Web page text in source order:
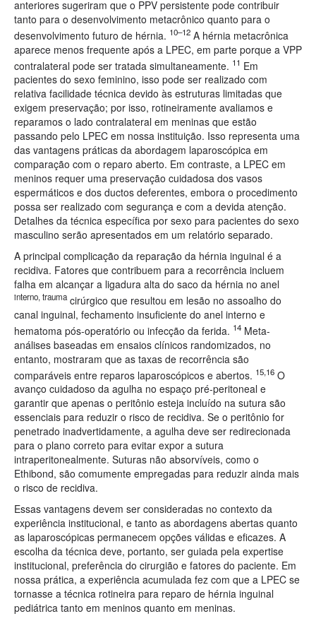
anteriores sugeriram que o PPV persistente pode contribuir
tanto para o desenvolvimento metacrônico quanto para o
desenvolvimento futuro de hérnia. 10–12 A hérnia metacrônica
aparece menos frequente após a LPEC, em parte porque a VPP
contralateral pode ser tratada simultaneamente. 11 Em
pacientes do sexo feminino, isso pode ser realizado com
relativa facilidade técnica devido às estruturas limitadas que
exigem preservação; por isso, rotineiramente avaliamos e
reparamos o lado contralateral em meninas que estão
passando pelo LPEC em nossa instituição. Isso representa uma
das vantagens práticas da abordagem laparoscópica em
comparação com o reparo aberto. Em contraste, a LPEC em
meninos requer uma preservação cuidadosa dos vasos
espermáticos e dos ductos deferentes, embora o procedimento
possa ser realizado com segurança e com a devida atenção.
Detalhes da técnica específica por sexo para pacientes do sexo
masculino serão apresentados em um relatório separado.
A principal complicação da reparação da hérnia inguinal é a
recidiva. Fatores que contribuem para a recorrência incluem
falha em alcançar a ligadura alta do saco da hérnia no anel
interno, traumacirúrgico que resultou em lesão no assoalho do
canal inguinal, fechamento insuficiente do anel interno e
hematoma pós-operatório ou infecção da ferida. 14 Meta-
análises baseadas em ensaios clínicos randomizados, no
entanto, mostraram que as taxas de recorrência são
comparáveis entre reparos laparoscópicos e abertos. 15,16 O
avanço cuidadoso da agulha no espaço pré-peritoneal e
garantir que apenas o peritônio esteja incluído na sutura são
essenciais para reduzir o risco de recidiva. Se o peritônio for
penetrado inadvertidamente, a agulha deve ser redirecionada
para o plano correto para evitar expor a sutura
intraperitonealmente. Suturas não absorvíveis, como o
Ethibond, são comumente empregadas para reduzir ainda mais
o risco de recidiva.
Essas vantagens devem ser consideradas no contexto da
experiência institucional, e tanto as abordagens abertas quanto
as laparoscópicas permanecem opções válidas e eficazes. A
escolha da técnica deve, portanto, ser guiada pela expertise
institucional, preferência do cirurgião e fatores do paciente. Em
nossa prática, a experiência acumulada fez com que a LPEC se
tornasse a técnica rotineira para reparo de hérnia inguinal
pediátrica tanto em meninos quanto em meninas.